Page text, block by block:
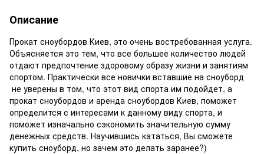
Описание
Прокат сноубордов Киев, это очень востребованная услуга.
Объясняется это тем, что все большее количество людей
отдают предпочтение здоровому образу жизни и занятиям
спортом. Практически все новички вставшие на сноуборд
не уверены в том, что этот вид спорта им подойдет, а
прокат сноубордов и аренда сноубордов Киев, поможет
определится с интересами к данному виду спорта, и
поможет изначально сэкономить значительную сумму
денежных средств. Научившись кататься, Вы сможете
купить сноуборд, но зачем это делать заранее?)